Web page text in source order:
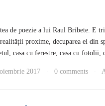
de poezie a lui Raul Bribete. E
proxime, decuparea ei din
casa cu ferestre, casa cu
2017 · 0 comments ·